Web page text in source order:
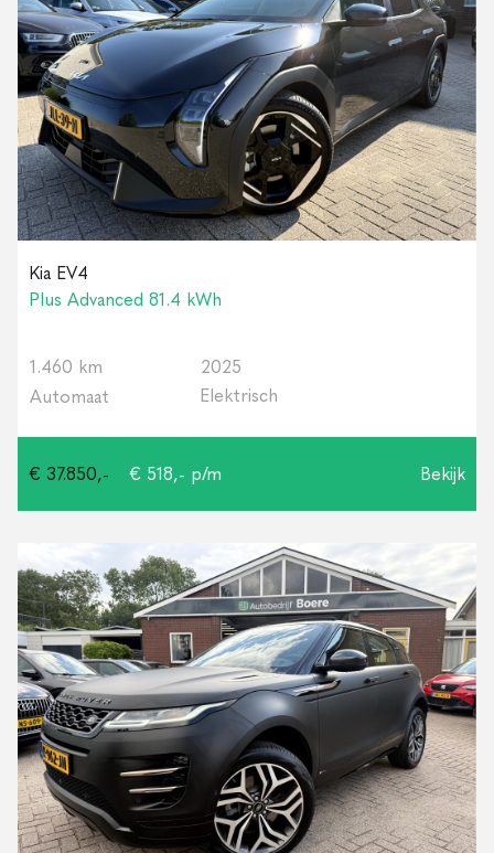
Kia EV4
Plus Advanced 81.4 kWh
1.460 km
2025
Automaat
Elektrisch
€ 37.850,- € 518,- p/m Bekijk